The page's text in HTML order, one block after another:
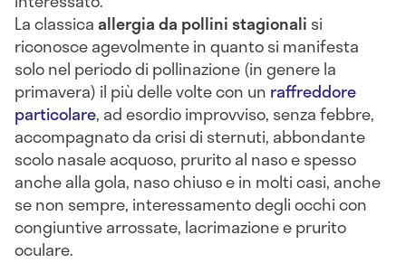
La classicaallergia da pollini stagionali si
riconosce agevolmente in quanto si manifesta
solo nel periodo di pollinazione (in genere la
primavera) il più delle volte con un raffreddore
particolare, ad esordio improvviso, senza febbre,
accompagnato da crisi di sternuti, abbondante
scolo nasale acquoso, prurito al naso e spesso
anche alla gola, naso chiuso e in molti casi, anche
se non sempre, interessamento degli occhi con
congiuntive arrossate, lacrimazione e prurito
oculare.